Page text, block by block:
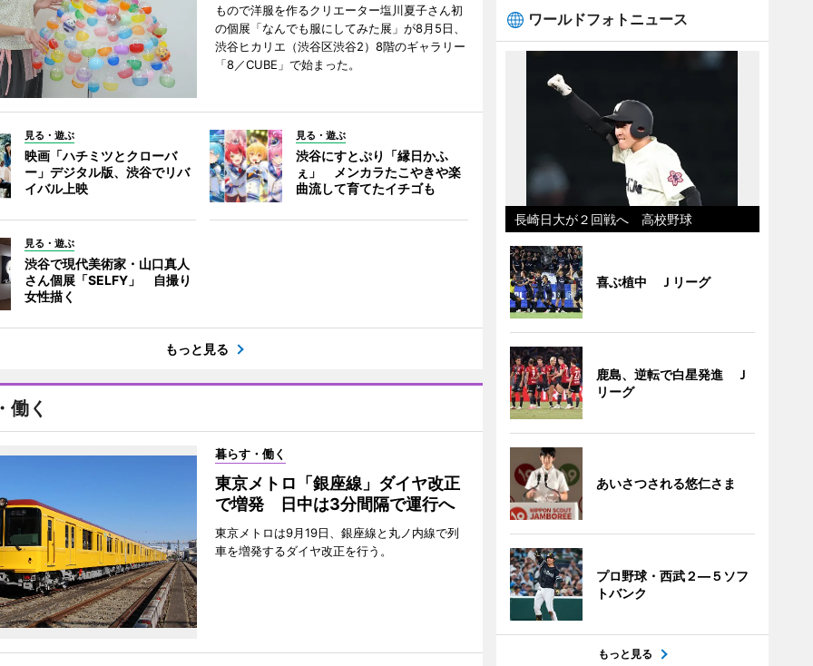
もので洋服を作るクリエーター塩川夏子さん初
の個展「なんでも服にしてみた展」が8月5日、
渋谷ヒカリエ（渋谷区渋谷2）8階のギャラリー
「8／CUBE」で始まった。
見る・遊ぶ
映画「ハチミツとクローバ
ー」デジタル版、渋谷でリバ
イバル上映
見る・遊ぶ
渋谷にすとぷり「縁日かふ
ぇ」 メンカラたこやきや楽
曲流して育てたイチゴも
見る・遊ぶ
渋谷で現代美術家・山口真人
さん個展「SELFY」 自撮り
女性描く
もっと見る
働く
暮らす・働く
東京メトロ「銀座線」ダイヤ改正
で増発 日中は3分間隔で運行へ
東京メトロは9月19日、銀座線と丸ノ内線で列
車を増発するダイヤ改正を行う。
ワールドフォトニュース
長崎日大が２回戦へ 高校野球
喜ぶ植中 Ｊリーグ
鹿島、逆転で白星発進 Ｊ
リーグ
あいさつされる悠仁さま
プロ野球・西武２―５ソフ
トバンク
もっと見る